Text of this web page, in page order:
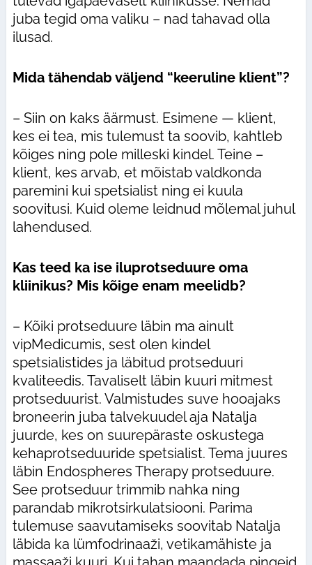
juba tegid oma valiku – nad tahavad olla
ilusad.
Mida tähendab väljend “keeruline klient”?
– Siin on kaks äärmust. Esimene — klient,
kes ei tea, mis tulemust ta soovib, kahtleb
kõiges ning pole milleski kindel. Teine –
klient, kes arvab, et mõistab valdkonda
paremini kui spetsialist ning ei kuula
soovitusi. Kuid oleme leidnud mõlemal juhul
lahendused.
Kas teed ka ise iluprotseduure oma
kliinikus? Mis kõige enam meelidb?
– Kõiki protseduure läbin ma ainult
vipMedicumis, sest olen kindel
spetsialistides ja läbitud protseduuri
kvaliteedis. Tavaliselt läbin kuuri mitmest
protseduurist. Valmistudes suve hooajaks
broneerin juba talvekuudel aja Natalja
juurde, kes on suurepäraste oskustega
kehaprotseduuride spetsialist. Tema juures
läbin Endospheres Therapy protseduure.
See protseduur trimmib nahka ning
parandab mikrotsirkulatsiooni. Parima
tulemuse saavutamiseks soovitab Natalja
läbida ka lümfodrinaaži, vetikamähiste ja